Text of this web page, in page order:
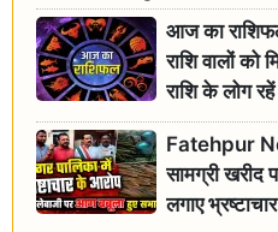
आज का
राशि वालों
राशि के लोग
Fatehpur
सामग्री खरीद
लगाए